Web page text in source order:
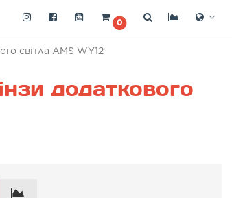
0
світла AMS WY12
додаткового